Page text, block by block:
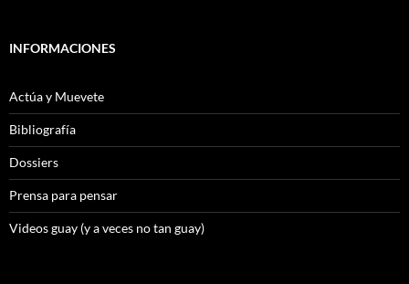
INFORMACIONES
Actúa y Muevete
Bibliografía
Dossiers
Prensa para pensar
Videos guay (y a veces no tan guay)